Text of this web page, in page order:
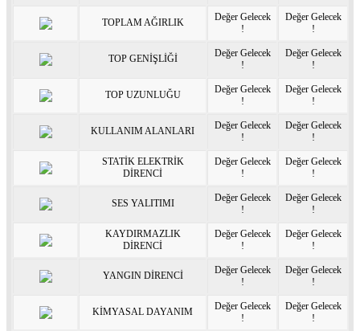
TOPLAM AĞIRLIK
Değer Gelecek
!
Değer Gelecek
!
TOP GENİŞLİĞİ
Değer Gelecek
!
Değer Gelecek
!
TOP UZUNLUĞU
Değer Gelecek
!
Değer Gelecek
!
KULLANIM ALANLARI
Değer Gelecek
!
Değer Gelecek
!
STATİK ELEKTRİK
DİRENCİ
Değer Gelecek
!
Değer Gelecek
!
SES YALITIMI
Değer Gelecek
!
Değer Gelecek
!
KAYDIRMAZLIK
DİRENCİ
Değer Gelecek
!
Değer Gelecek
!
YANGIN DİRENCİ
Değer Gelecek
!
Değer Gelecek
!
KİMYASAL DAYANIM
Değer Gelecek
!
Değer Gelecek
!